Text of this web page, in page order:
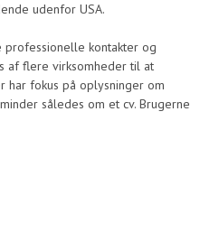
udenfor USA.
kontakter og
af flere virksomheder til at
har fokus på oplysninger om
således om et cv. Brugerne